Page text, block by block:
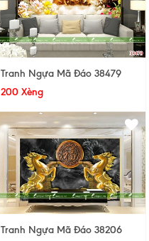
Tranh Ngựa Mã Đáo 38479
200 Xèng
Tranh Ngựa Mã Đáo 38206